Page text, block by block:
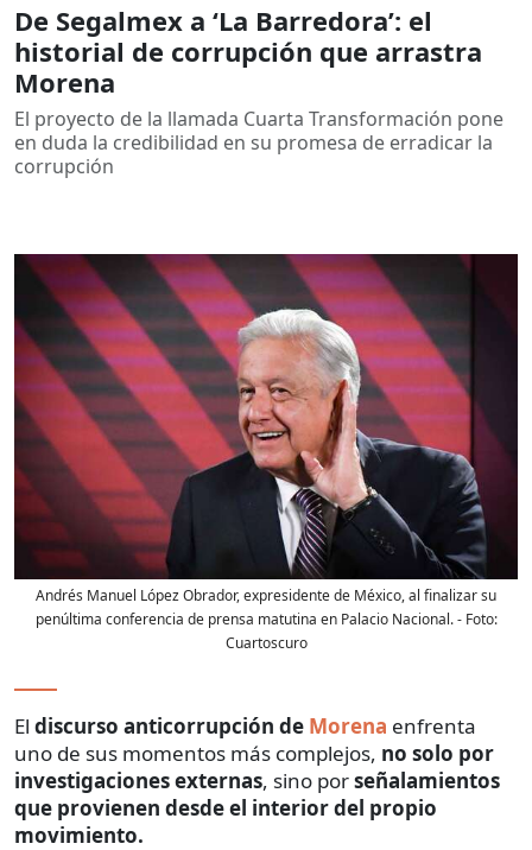
De Segalmex a ‘La Barredora’: el
historial de corrupción que arrastra
Morena
El proyecto de la llamada Cuarta Transformación pone
en duda la credibilidad en su promesa de erradicar la
corrupción
Andrés Manuel López Obrador, expresidente de México, al finalizar su
penúltima conferencia de prensa matutina en Palacio Nacional.- Foto:
Cuartoscuro
El discurso anticorrupción de Morena enfrenta
uno de sus momentos más complejos, no solo por
investigaciones externas, sino porseñalamientos
que provienen desde el interior del propio
movimiento.